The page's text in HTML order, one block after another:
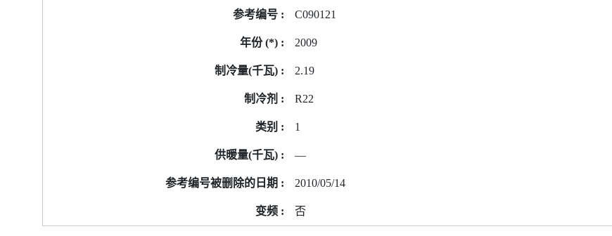
C090121
2009
2.19
R22
1
—
2010/05/14
否